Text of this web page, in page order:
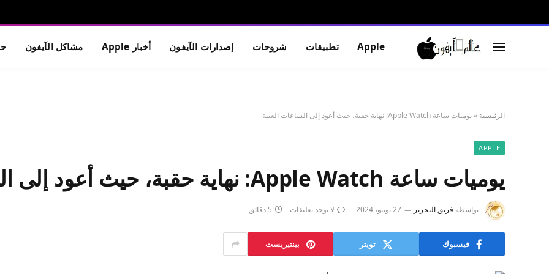
Apple تطبيقات شروحات إصدارات الآيفون أخبار Apple مشاكل الآيفون
الرئيسية »يوميات ساعة Apple Watch: نهاية حقبة، حيث أعود إلى الساعات الغبية
APPLE
يوميات ساعة Apple Watch: نهاية حقبة، حيث أعود إلى الساعات الغبية
بواسطة فريق التحرير 27 يونيو، 2024 لا توجد تعليقات 5 دقائق
فيسبوك تويتر بينتيريست